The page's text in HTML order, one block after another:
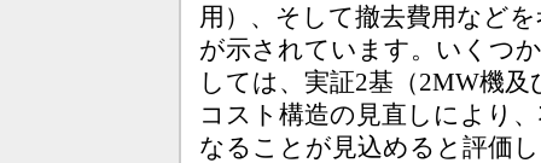
用）、そして撤去費用など
が示されています。いくつ
しては、実証2基（2MW機
コスト構造の見直しにより
なることが見込めると評価